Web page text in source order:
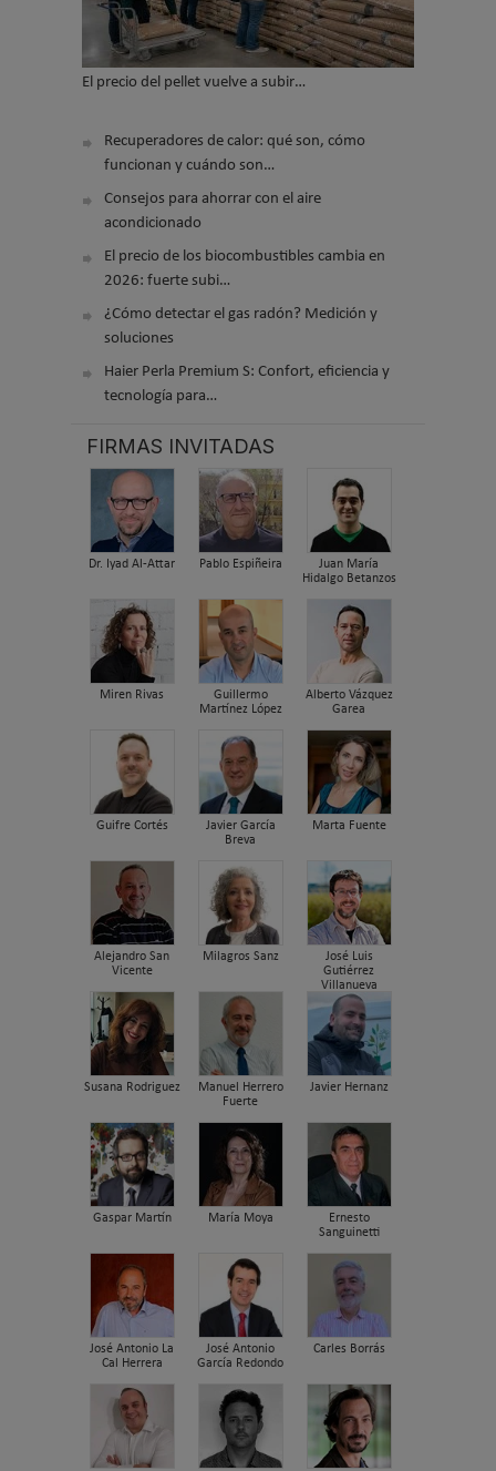
El precio del pellet vuelve a subir…
Recuperadores de calor: qué son, cómo
funcionan y cuándo son…
Consejos para ahorrar con el aire
acondicionado
El precio de los biocombustibles cambia en
2026: fuerte subi…
¿Cómo detectar el gas radón? Medición y
soluciones
Haier Perla Premium S: Confort, eficiencia y
tecnología para…
FIRMAS INVITADAS
Dr. Iyad Al-Attar Pablo Espiñeira
Juan María
Hidalgo Betanzos
Miren Rivas
Guillermo
Martínez López
Alberto Vázquez
Garea
Guifre Cortés
Javier García
Breva
Marta Fuente
Alejandro San
Vicente
Milagros Sanz
José Luis
Gutiérrez
Villanueva
Susana Rodriguez
Manuel Herrero
Fuerte
Javier Hernanz
Gaspar Martín María Moya
Ernesto
Sanguinetti
José Antonio La
Cal Herrera
José Antonio
García Redondo
Carles Borrás